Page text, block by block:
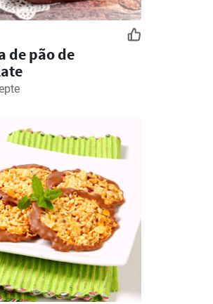
de pão de